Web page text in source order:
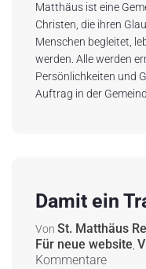
Matthäus ist eine
Christen, die ihren
Menschen begleitet,
werden. Alle werden
Persönlichkeiten und
Auftrag in der
Damit ein
Von St. Matthäus
Für neue website
Kommentare